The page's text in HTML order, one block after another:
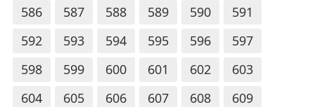
586
587 588 589 590
591
592
593 594 595 596
597
598
599 600 601 602
603
604
605 606 607 608
609